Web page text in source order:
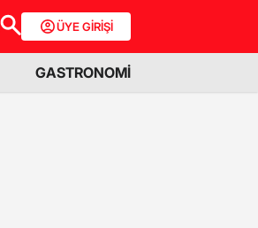
ÜYE GİRİŞİ
GASTRONOMİ